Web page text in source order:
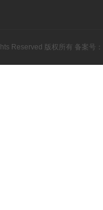
Reserved 版权所有 备案号：